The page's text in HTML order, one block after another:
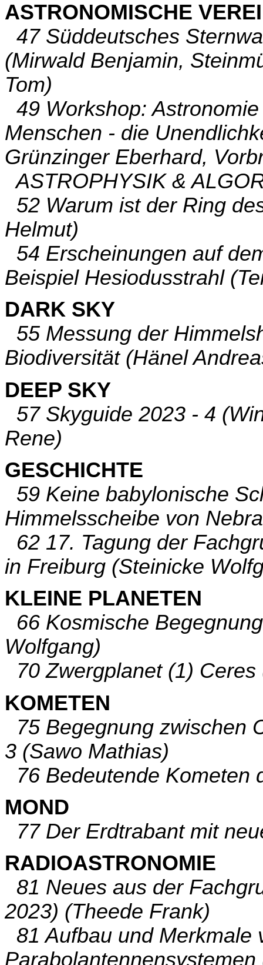
ASTRONOMISCHE
47 Süddeutsches
(Mirwald Benjamin,
Tom)
49 Workshop:
Menschen - die
Grünzinger Eberhard,
ASTROPHYSIK &
52 Warum ist der Ring
Helmut)
54 Erscheinungen auf
Beispiel Hesiodusstrahl
DARK SKY
55 Messung der
Biodiversität (Hänel
DEEP SKY
57 Skyguide 2023 - 4
Rene)
GESCHICHTE
59 Keine babylonische
Himmelsscheibe von
62 17. Tagung der
in Freiburg (Steinicke
KLEINE PLANETEN
66 Kosmische
Wolfgang)
70 Zwergplanet (1)
KOMETEN
75 Begegnung zwischen
3 (Sawo Mathias)
76 Bedeutende Kometen
MOND
77 Der Erdtrabant mit
RADIOASTRONOMIE
81 Neues aus der
2023) (Theede Frank)
81 Aufbau und Merkmale